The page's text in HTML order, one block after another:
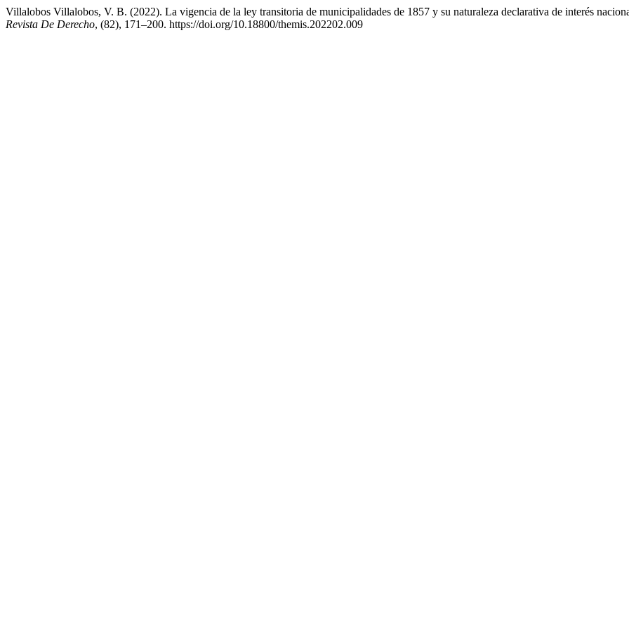
Villalobos Villalobos, V. B. (2022). La vigencia de la ley transitoria de municipalidades de 1857 y su naturaleza declarativa de interés
Revista De Derecho, (82), 171–200. https://doi.org/10.18800/themis.202202.009